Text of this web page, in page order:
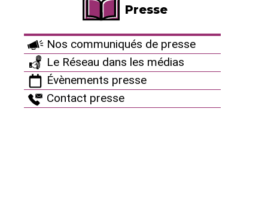
Presse
Nos communiqués de presse
Le Réseau dans les médias
Évènements presse
Contact presse